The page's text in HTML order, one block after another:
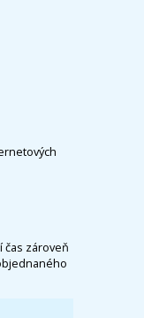
zároveň